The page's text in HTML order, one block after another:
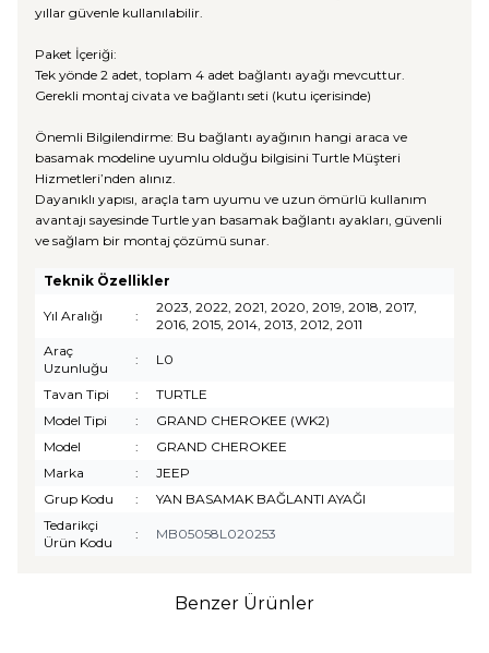
yıllar güvenle kullanılabilir.
Paket İçeriği:
Tek yönde 2 adet, toplam 4 adet bağlantı ayağı mevcuttur.
Gerekli montaj civata ve bağlantı seti (kutu içerisinde)
Önemli Bilgilendirme: Bu bağlantı ayağının hangi araca ve
basamak modeline uyumlu olduğu bilgisini Turtle Müşteri
Hizmetleri’nden alınız.
Dayanıklı yapısı, araçla tam uyumu ve uzun ömürlü kullanım
avantajı sayesinde Turtle yan basamak bağlantı ayakları, güvenli
ve sağlam bir montaj çözümü sunar.
Teknik Özellikler
Yıl Aralığı :
2023, 2022, 2021, 2020, 2019, 2018, 2017,
2016, 2015, 2014, 2013, 2012, 2011
Araç
Uzunluğu
: L0
Tavan Tipi :
TURTLE
Model Tipi
:
GRAND CHEROKEE (WK2)
Model
:
GRAND CHEROKEE
Marka
:
JEEP
Grup Kodu
:
YAN BASAMAK BAĞLANTI AYAĞI
Tedarikçi
Ürün Kodu
: MB05058L020253
Benzer Ürünler